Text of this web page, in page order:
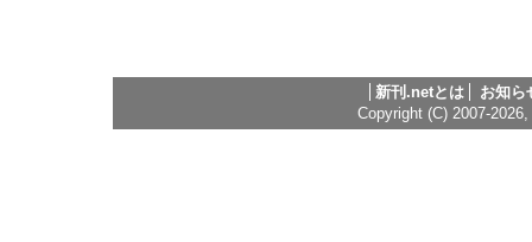
新刊.netとは
お知ら
Copyright (C) 2007-2026,